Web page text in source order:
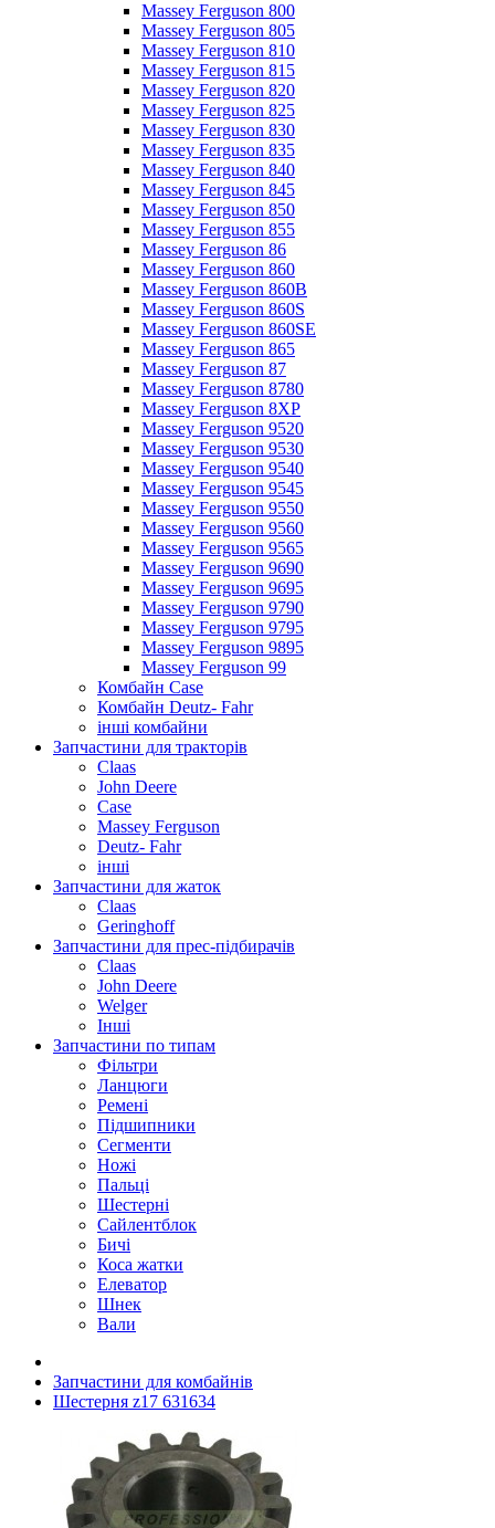
Massey Ferguson 800
Massey Ferguson 805
Massey Ferguson 810
Massey Ferguson 815
Massey Ferguson 820
Massey Ferguson 825
Massey Ferguson 830
Massey Ferguson 835
Massey Ferguson 840
Massey Ferguson 845
Massey Ferguson 850
Massey Ferguson 855
Massey Ferguson 86
Massey Ferguson 860
Massey Ferguson 860B
Massey Ferguson 860S
Massey Ferguson 860SE
Massey Ferguson 865
Massey Ferguson 87
Massey Ferguson 8780
Massey Ferguson 8XP
Massey Ferguson 9520
Massey Ferguson 9530
Massey Ferguson 9540
Massey Ferguson 9545
Massey Ferguson 9550
Massey Ferguson 9560
Massey Ferguson 9565
Massey Ferguson 9690
Massey Ferguson 9695
Massey Ferguson 9790
Massey Ferguson 9795
Massey Ferguson 9895
Massey Ferguson 99
Комбайн Case
Комбайн Deutz- Fahr
інші комбайни
Запчастини для тракторів
Claas
John Deere
Case
Massey Ferguson
Deutz- Fahr
інші
Запчастини для жаток
Claas
Geringhoff
Запчастини для прес-підбирачів
Claas
John Deere
Welger
Інші
Запчастини по типам
Фільтри
Ланцюги
Ремені
Підшипники
Сегменти
Ножі
Пальці
Шестерні
Сайлентблок
Бичі
Коса жатки
Елеватор
Шнек
Вали
Запчастини для комбайнів
Шестерня z17 631634